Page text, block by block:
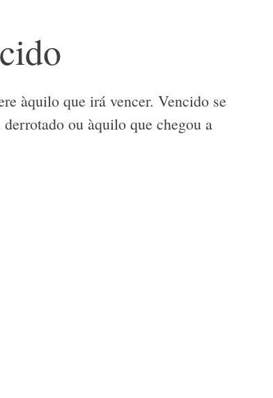
àquilo que irá vencer. Vencido se
ou àquilo que chegou a